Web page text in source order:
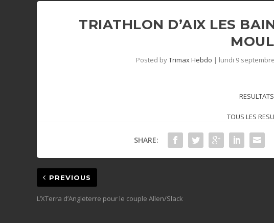
TRIATHLON D’AIX LES
Posted byTrimax Hebdo | lundi 9
TOUS LES
SHARE:
PREVIOUS
L’XTerra d’Angleterre pour le couple Allen/Slack